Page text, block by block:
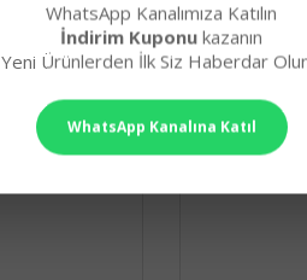
WhatsApp Kanalımıza Katılın
İndirim Kuponu kazanın
Yeni Ürünlerden İlk Siz Haberdar
WhatsApp Kanalına Katıl